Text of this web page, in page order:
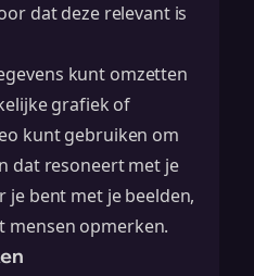
dat deze relevant is
kunt omzetten
grafiek of
kunt gebruiken om
dat resoneert met je
je bent met je beelden,
mensen opmerken.